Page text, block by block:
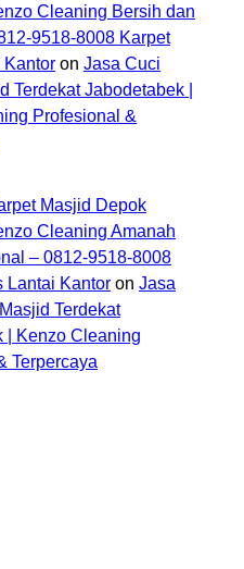
Cleaning Bersih dan
9518-8008 Karpet
Kantor on Jasa Cuci
Terdekat Jabodetabek |
Profesional &
Masjid Depok
Cleaning Amanah
– 0812-9518-8008
Lantai Kantor on Jasa
Terdekat
| Kenzo Cleaning
Terpercaya